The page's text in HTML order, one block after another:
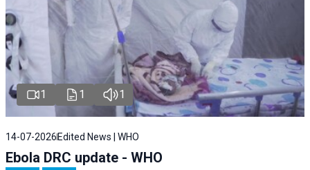
1 1 1
14-07-2026 Edited News | WHO
Ebola DRC update - WHO